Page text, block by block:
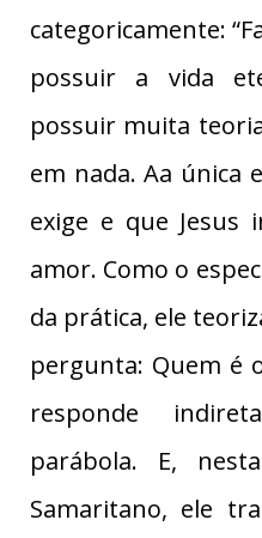
categoricamente:
possuir a vida
possuir muita
em nada. Aa única
exige e que Jesus
amor. Como o
da prática, ele
pergunta: Quem é
responde
parábola. E,
Samaritano, ele